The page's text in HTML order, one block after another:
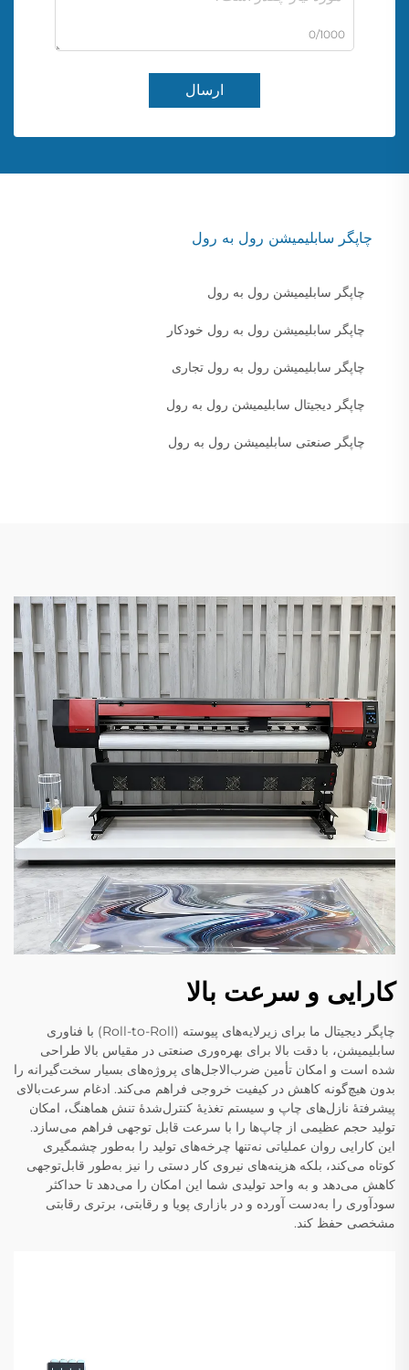
0/1000
ارسال
چاپگر سابلیمیشن رول به رول
چاپگر سابلیمیشن رول به رول
چاپگر سابلیمیشن رول به رول خودکار
چاپگر سابلیمیشن رول به رول تجاری
چاپگر دیجیتال سابلیمیشن رول به رول
چاپگر صنعتی سابلیمیشن رول به رول
کارایی و سرعت بالا
چاپگر دیجیتال ما برای زیرلایه‌های پیوسته (Roll-to-Roll) با فناوری
سابلیمیشن، با دقت بالا برای بهره‌وری صنعتی در مقیاس بالا طراحی
شده است و امکان تأمین ضرب‌الاجل‌های پروژه‌های بسیار سخت‌گیرانه را
بدون هیچ‌گونه کاهش در کیفیت خروجی فراهم می‌کند. ادغام سرعت‌بالای
پیشرفتهٔ نازل‌های چاپ و سیستم تغذیهٔ کنترل‌شدهٔ تنش هماهنگ، امکان
تولید حجم عظیمی از چاپ‌ها را با سرعت قابل توجهی فراهم می‌سازد.
این کارایی روان عملیاتی نه‌تنها چرخه‌های تولید را به‌طور چشمگیری
کوتاه می‌کند، بلکه هزینه‌های نیروی کار دستی را نیز به‌طور قابل‌توجهی
کاهش می‌دهد و به واحد تولیدی شما این امکان را می‌دهد تا حداکثر
سودآوری را به‌دست آورده و در بازاری پویا و رقابتی، برتری رقابتی
مشخصی حفظ کند.